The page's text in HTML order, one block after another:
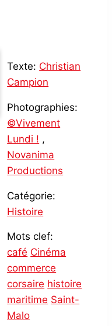
Texte: Christian
Campion
Photographies:
©Vivement
Lundi ! ,
Novanima
Productions
Catégorie:
Histoire
Mots clef:
café Cinéma
commerce
corsaire histoire
maritime Saint-
Malo